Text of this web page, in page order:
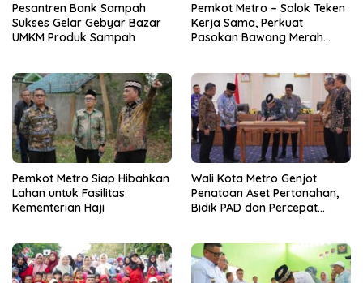
Pesantren Bank Sampah
Sukses Gelar Gebyar Bazar
UMKM Produk Sampah
Pemkot Metro – Solok Teken
Kerja Sama, Perkuat
Pasokan Bawang Merah
Pemkot Metro Siap Hibahkan
Lahan untuk Fasilitas
Kementerian Haji
Wali Kota Metro Genjot
Penataan Aset Pertanahan,
Bidik PAD dan Percepat